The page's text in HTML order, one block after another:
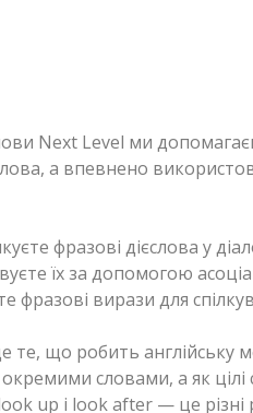
Next Level ми
а впевнено
фразові дієслова у
їх за допомогою
фразові вирази для
те, що робить англійську
словами, а як цілі
up і look after — це різні